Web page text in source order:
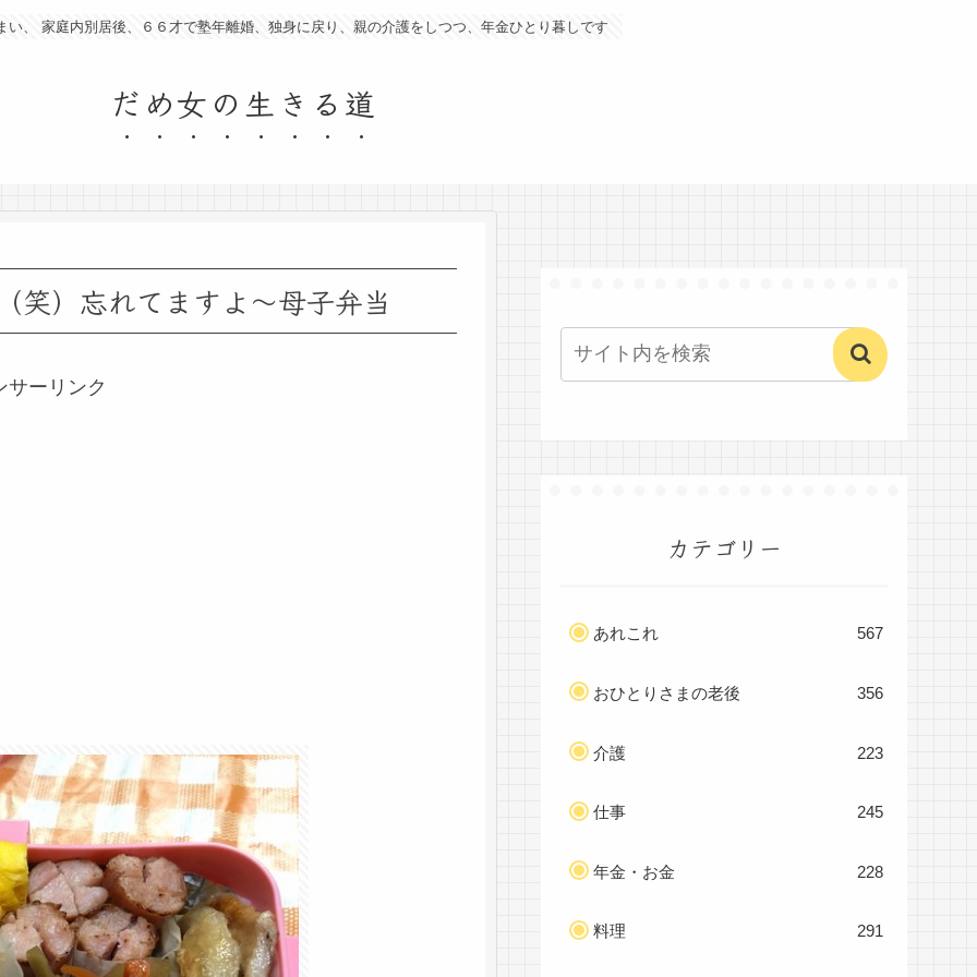
い、 家庭内別居後、６６才で塾年離婚、独身に戻り、親の介護をしつつ、年金ひとり暮しです
だめ女の生きる道
笑）忘れてますよ～母子弁当
サーリンク
カテゴリー
あれこれ 567
おひとりさまの老後 356
介護 223
仕事 245
年金・お金 228
料理 291